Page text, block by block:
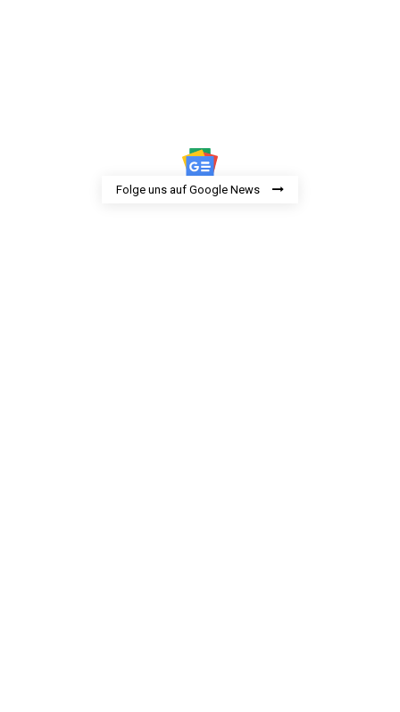
Folge uns auf Google News